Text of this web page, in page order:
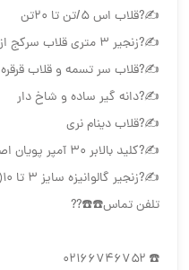
✍?قلاب اس ۵/تن تا ۲۰تن
✍?زنجير ٣ متري قلاب سركج از ٣ تن تا ١٠ تن
✍?قلاب سر تسمه و قلاب قرقره
✍?دانه گير ساده و شاخ دار
✍?قلاب دينام نري
✍?كليد بالابر ٣٠ آمپر پويان اصفهان
✍?زنجیر گالوانیزه سایز ۳ تا ۱۰( چینی)
تلفن تماس☎️☎️??
☎️ ۰۲۱۶۶۷۴۶۷۵۲